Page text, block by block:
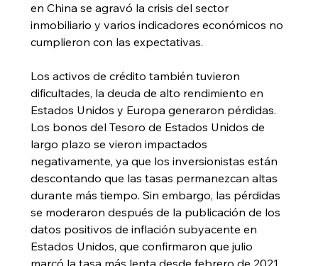
en China se agravó la crisis del sector
inmobiliario y varios indicadores económicos no
cumplieron con las expectativas.
Los activos de crédito también tuvieron
dificultades, la deuda de alto rendimiento en
Estados Unidos y Europa generaron pérdidas.
Los bonos del Tesoro de Estados Unidos de
largo plazo se vieron impactados
negativamente, ya que los inversionistas están
descontando que las tasas permanezcan altas
durante más tiempo. Sin embargo, las pérdidas
se moderaron después de la publicación de los
datos positivos de inflación subyacente en
Estados Unidos, que confirmaron que julio